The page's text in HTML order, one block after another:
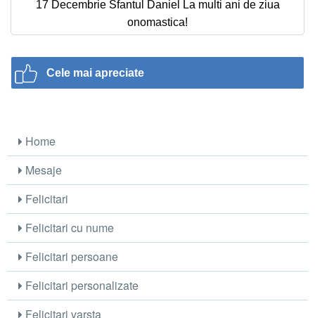
17 Decembrie Sfantul Daniel La multi ani de ziua
onomastica!
Cele mai apreciate
Home
Mesaje
Felicitari
Felicitari cu nume
Felicitari persoane
Felicitari personalizate
Felicitari varsta